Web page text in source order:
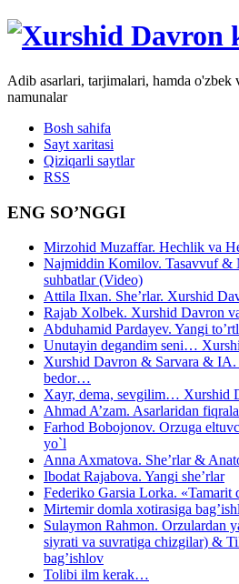
Adib asarlari, tarjimalari, hamda o'zbek
namunalar
Bosh sahifa
Sayt xaritasi
Qiziqarli saytlar
RSS
ENG SO’NGGI
Mirzohid Muzaffar. Hechlik va
Najmiddin Komilov. Tasavvuf &
suhbatlar (Video)
Attila Ilxan. She’rlar. Xurshid
Rajab Xolbek. Xurshid Davron
Abduhamid Pardayev. Yangi
Unutayin degandim seni…
Xurshid Davron & Sarvara & IA.
bedor…
Xayr, dema, sevgilim… Xurshid
Ahmad A’zam. Asarlaridan
Farhod Bobojonov. Orzuga
yo`l
Anna Axmatova. She’rlar &
Ibodat Rajabova. Yangi she’rlar
Federiko Garsia Lorka. «Tamarit
Mirtemir domla xotirasiga
Sulaymon Rahmon. Orzulardan
siyrati va suvratiga chizgilar) &
bag’ishlov
Tolibi ilm kerak…